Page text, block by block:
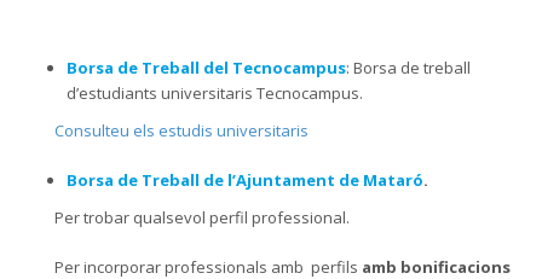
Borsa de Treball del Tecnocampus: Borsa de treball
d’estudiants universitaris Tecnocampus.
Consulteu els estudis universitaris
Borsa de Treball de l’Ajuntament de Mataró.
Per trobar qualsevol perfil professional.
Per incorporar professionals amb perfils amb bonificacions